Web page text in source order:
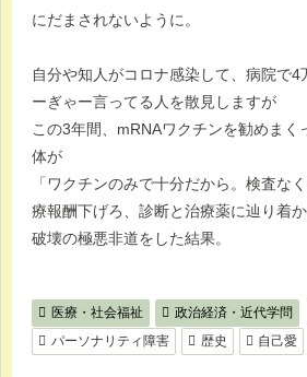
にだまされないように。
自分や知人がコロナ感染して、病院で4
ーぎゃー言ってる人を散見しますが
この3年間、mRNAワクチンを勧めまく
体が
「ワクチンのみで十分だから。検査な
療報酬下げろ、診断と治療薬に辿り着
破壊の極悪非道をした結果。
医療・社会福祉 政治経済・近代学問
パーソナリティ障害
歴史 自己愛